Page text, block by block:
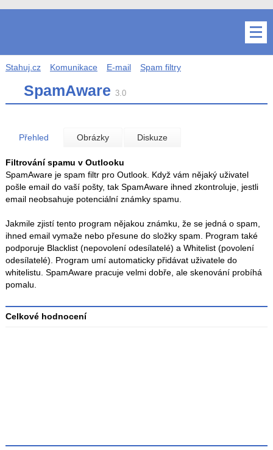
Stahuj.cz Komunikace E-mail Spam filtry
SpamAware 3.0
Přehled Obrázky Diskuze
Filtrování spamu v Outlooku
SpamAware je spam filtr pro Outlook. Když vám nějaký uživatel
pošle email do vaší pošty, tak SpamAware ihned zkontroluje, jestli
email neobsahuje potenciální známky spamu.
Jakmile zjistí tento program nějakou známku, že se jedná o spam,
ihned email vymaže nebo přesune do složky spam. Program také
podporuje Blacklist (nepovolení odesílatelé) a Whitelist (povolení
odesílatelé). Program umí automaticky přidávat uživatele do
whitelistu. SpamAware pracuje velmi dobře, ale skenování probíhá
pomalu.
Celkové hodnocení